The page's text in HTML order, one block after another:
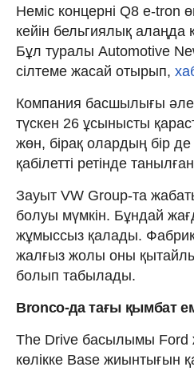
Неміс концерні Q8 e-tron
кейін бельгиялық
Бұл туралы Automotive
сілтеме жасай отырып,
Компания басшылығы
түскен 26 ұсынысты
жөн, бірақ олардың бір де
қабілетті ретінде
Зауыт VW Group-та
болуы мүмкін. Бұндай
жұмыссыз қалады.
жалғыз жолы оны
болып табылады.
Bronco-да тағы қымбат
The Drive басылымы Ford
көлікке Base жиынтығын